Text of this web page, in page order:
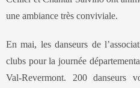
une ambiance très conviviale.
En mai, les danseurs de
clubs pour la journée
Val-Revermont. 200 danseurs